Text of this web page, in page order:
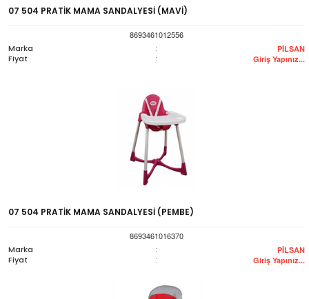
07 504 PRATİK MAMA SANDALYESİ (MAVİ)
8693461012556
Marka
: PİLSAN
Fiyat : Giriş Yapınız...
07 504 PRATİK MAMA SANDALYESİ (PEMBE)
8693461016370
Marka
: PİLSAN
Fiyat : Giriş Yapınız...